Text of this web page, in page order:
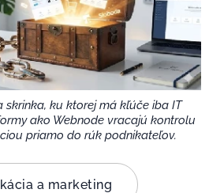
skrinka, ku ktorej má kľúče iba IT
ako Webnode vracajú kontrolu
priamo do rúk podnikateľov.
a marketing